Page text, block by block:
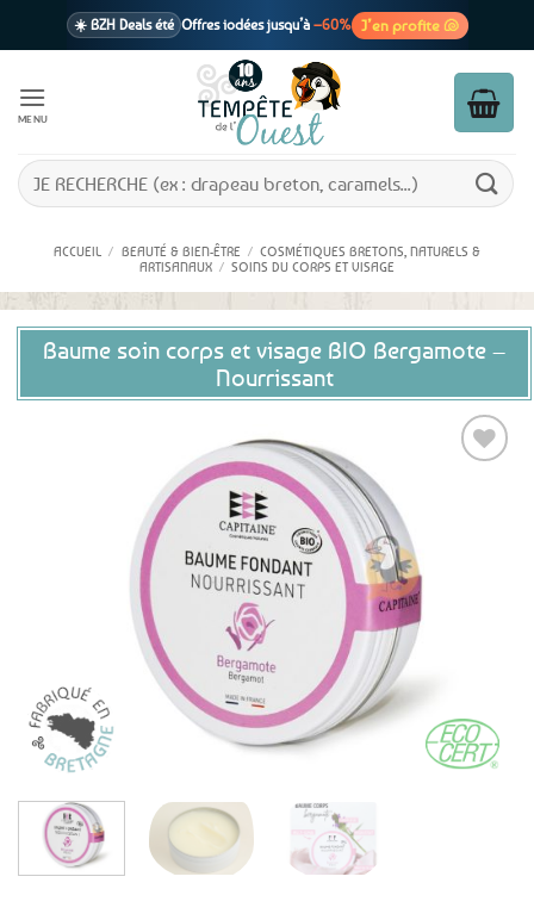
☀️ BZH Deals été Offres iodées jusqu’à –60% J’en profite 🐚
1 cadeau offertdès 39€ d’achats
En point relais dès 3,95€ seulement
MENU
Recherche
pour :
ACCUEIL / BEAUTÉ & BIEN-ÊTRE / COSMÉTIQUES BRETONS, NATURELS &
ARTISANAUX / SOINS DU CORPS ET VISAGE
Baume soin corps et visage BIO Bergamote –
Nourrissant